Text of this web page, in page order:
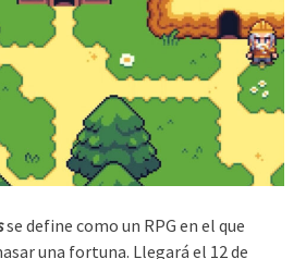
se define como un RPG en el que
una fortuna. Llegará el 12 de